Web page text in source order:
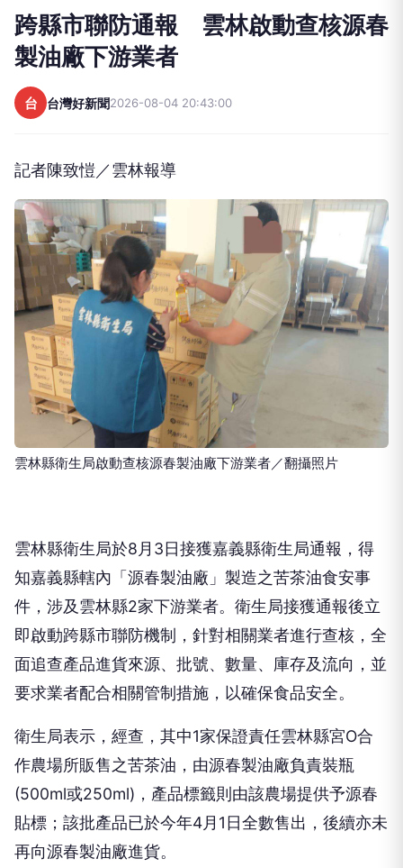
跨縣市聯防通報 雲林啟動查核源春
製油廠下游業者
台 台灣好新聞2026-08-04 20:43:00
記者陳致愷／雲林報導
雲林縣衛生局啟動查核源春製油廠下游業者／翻攝照片
雲林縣衛生局於8月3日接獲嘉義縣衛生局通報，得
知嘉義縣轄內「源春製油廠」製造之苦茶油食安事
件，涉及雲林縣2家下游業者。衛生局接獲通報後立
即啟動跨縣市聯防機制，針對相關業者進行查核，全
面追查產品進貨來源、批號、數量、庫存及流向，並
要求業者配合相關管制措施，以確保食品安全。
衛生局表示，經查，其中1家保證責任雲林縣宮O合
作農場所販售之苦茶油，由源春製油廠負責裝瓶
(500ml或250ml)，產品標籤則由該農場提供予源春
貼標；該批產品已於今年4月1日全數售出，後續亦未
再向源春製油廠進貨。